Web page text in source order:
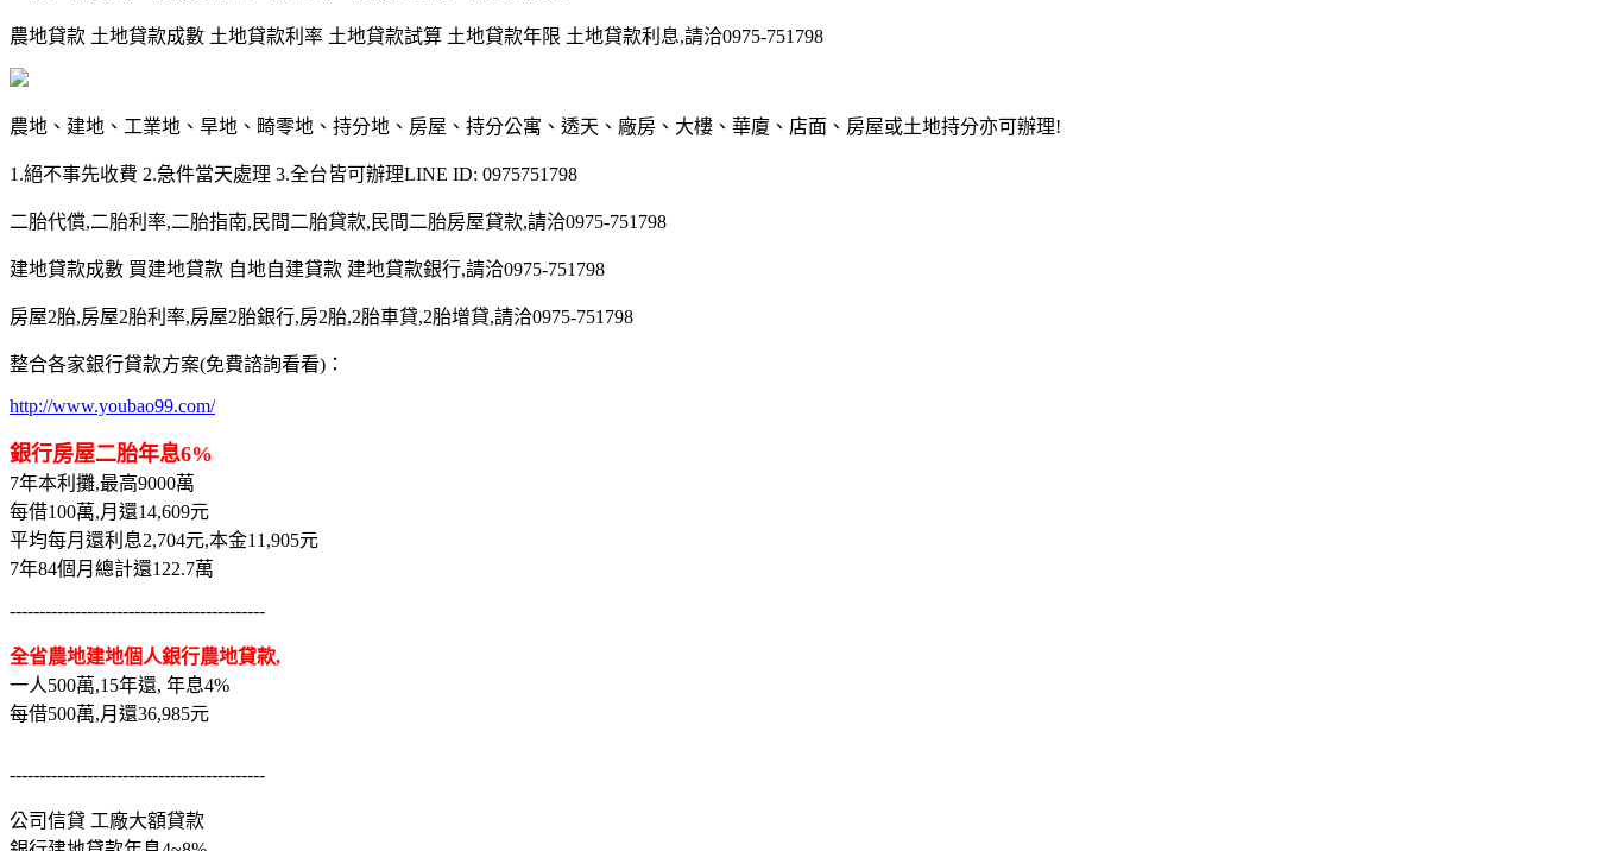
農地貸款 土地貸款成數 土地貸款利率 土地貸款試算 土地貸款年限 土地貸款利息,請洽0975-751798
農地、建地、工業地、旱地、畸零地、持分地、房屋、持分公寓、透天、廠房、大樓、華廈、店面、房屋或土地持分亦可辦理!
1.絕不事先收費 2.急件當天處理 3.全台皆可辦理LINE ID: 0975751798
二胎代償,二胎利率,二胎指南,民間二胎貸款,民間二胎房屋貸款,請洽0975-751798
建地貸款成數 買建地貸款 自地自建貸款 建地貸款銀行,請洽0975-751798
房屋2胎,房屋2胎利率,房屋2胎銀行,房2胎,2胎車貸,2胎增貸,請洽0975-751798
整合各家銀行貸款方案(免費諮詢看看)：
http://www.youbao99.com/
銀行房屋二胎年息6%
7年本利攤,最高9000萬
每借100萬,月還14,609元
平均每月還利息2,704元,本金11,905元
7年84個月總計還122.7萬
-------------------------------------------
全省農地建地個人銀行農地貸款,
一人500萬,15年還, 年息4%
每借500萬,月還36,985元
-------------------------------------------
公司信貸 工廠大額貸款